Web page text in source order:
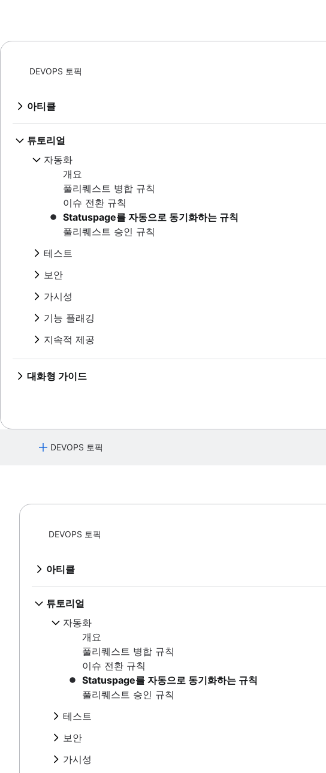
DEVOPS 토픽
아티클
DevOps 원칙
개요
DevOps의 역사
DevOps의 이점
DevOps 문화
DevOps 모범 사례
DevOps 및 애자일 비교
DevOps 엔지니어
YBIYRI: 어려움 및 모범 사례
DevOps를 실행하는 방법
DevOps 프레임워크
개요
CALMS 프레임워크
팀 토폴로지
팀 구조
DevOps 지표
DORA 메트릭
프라이빗 클라우드
SRE 및 DevOps 비교
DevOps 도구
개요
DevOps 도구 체인: 주요 고려 사항 | Atlassian
DevOps 모니터링
DevOps 파이프라인
DevSecOps 도구
테스트 자동화
튜토리얼
자동화
개요
풀리퀘스트 병합 규칙
이슈 전환 규칙
Statuspage를 자동으로 동기화하는 규칙
풀리퀘스트 승인 규칙
테스트
Xray 및 Jira를 사용하여 테스트 케이스 만들기 및 관리
Jira 및 Zephyr에서 팀의 진행률을 추적
보안
Snyk 및 Bitbucket Cloud가 DevSecOps를 사용하는 방법
Bitbucket Pipelines 및 Snyk Pipe로 DevSecOps 달성
가시성
Jira 및 Sentry 애플리케이션 모니터링
Jira Dynatrace 통합 자습서
기능 플래깅
Jira용 LaunchDarkly
Split 및 Jira
지속적 제공
Harness Jira 통합 자습서
지속적 배포 자습서
Bitbucket Pipelines를 사용한 스크립팅 작업에 대한 팁
대화형 가이드
AWS SageMaker 사전 트레이닝된 모델 설정
개요
Bitbucket으로 ImageLabeller 배포
개요
Bitbucket Pipelines에서 Launch Darkly 기능 플래그 사용
DEVOPS 토픽
DevOps 원칙
DevOps의 역사
DevOps 모범 사례
DevOps 및 애자일 비교
DevOps 엔지니어
YBIYRI: 어려움 및 모범 사례
DevOps를 실행하는 방법
Atlassian이 운영 준비성을 갖추는 방법
개요
팀 토폴로지
DORA 메트릭
프라이빗 클라우드
퍼블릭 클라우드
배포 자동화
SRE 및 DevOps 비교
DevOps 도구 체인: 주요 고려 사항 | Atlassian
DevOps 모니터링
DevOps 파이프라인
DevSecOps 도구
테스트 자동화
CI/CD 도구
튜토리얼
자동화
풀리퀘스트 병합 규칙
풀리퀘스트 승인 규칙
테스트
Xray를 사용하여 Jira에서 자동화된 테스트
Xray 및 Jira를 사용하여 테스트 케이스 만들기 및 관리
자동화된 mabl 테스트에서 Jira 이슈 만들기
Jira 및 Zephyr에서 팀의 진행률을 추적
Snyk 및 Bitbucket Cloud가 DevSecOps를 사용하는 방법
Bitbucket Pipelines 및 Snyk Pipe로 DevSecOps 달성
Jira 및 Sentry 애플리케이션 모니터링
Jira Dynatrace 통합 자습서
Jira 및 Datadog 통합
Jira용 LaunchDarkly
Split 및 Jira
지속적 제공
JFrog 및 Jira
Harness Jira 통합 자습서
대화형 가이드
DEVOPS 토픽
아티클
DevOps 원칙
개요
DevOps의 역사
DevOps의 이점
DevOps 문화
DevOps 모범 사례
DevOps 및 애자일 비교
DevOps 엔지니어
YBIYRI: 어려움 및 모범 사례
DevOps를 실행하는 방법
DevOps 프레임워크
개요
CALMS 프레임워크
팀 토폴로지
팀 구조
DevOps 지표
DORA 메트릭
프라이빗 클라우드
SRE 및 DevOps 비교
DevOps 도구
개요
DevOps 도구 체인: 주요 고려 사항 | Atlassian
DevOps 모니터링
DevOps 파이프라인
DevSecOps 도구
테스트 자동화
튜토리얼
자동화
개요
풀리퀘스트 병합 규칙
이슈 전환 규칙
Statuspage를 자동으로 동기화하는 규칙
풀리퀘스트 승인 규칙
테스트
Xray 및 Jira를 사용하여 테스트 케이스 만들기 및 관리
보안
Snyk 및 Bitbucket Cloud가 DevSecOps를 사용하는 방법
가시성